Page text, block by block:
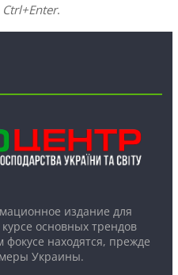
Ctrl+Enter.
издание для
основных трендов
фокусе находятся, прежде
Украины.